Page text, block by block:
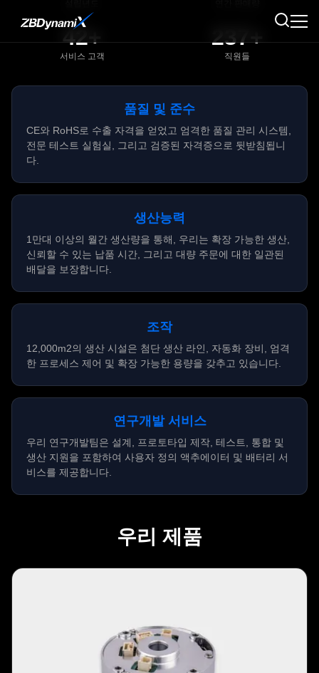
42+
서비스 고객
237+
직원들
품질 및 준수
CE와 RoHS로 수출 자격을 얻었고 엄격한 품질 관리 시스템,
전문 테스트 실험실, 그리고 검증된 자격증으로 뒷받침됩니
다.
생산능력
1만대 이상의 월간 생산량을 통해, 우리는 확장 가능한 생산,
신뢰할 수 있는 납품 시간, 그리고 대량 주문에 대한 일관된
배달을 보장합니다.
조작
12,000m2의 생산 시설은 첨단 생산 라인, 자동화 장비, 엄격
한 프로세스 제어 및 확장 가능한 용량을 갖추고 있습니다.
연구개발 서비스
우리 연구개발팀은 설계, 프로토타입 제작, 테스트, 통합 및
생산 지원을 포함하여 사용자 정의 액추에이터 및 배터리 서
비스를 제공합니다.
우리 제품